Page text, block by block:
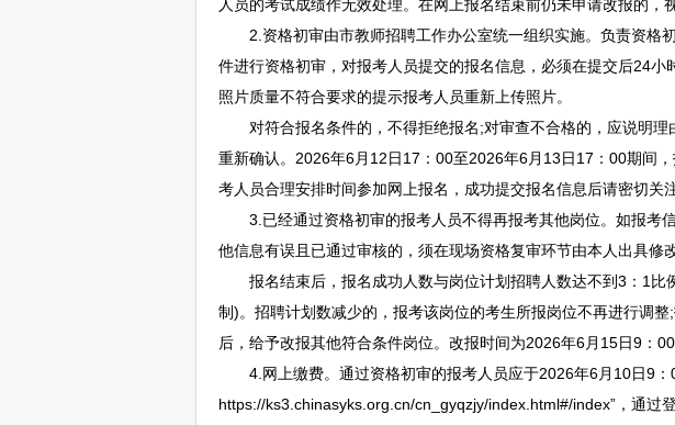
人员的考试成绩作无效处理。在网上报名结束前仍未申请改报的，
2.资格初审由市教师招聘工作办公室统一组织实施。负责资格
件进行资格初审，对报考人员提交的报名信息，必须在提交后24
照片质量不符合要求的提示报考人员重新上传照片。
对符合报名条件的，不得拒绝报名;对审查不合格的，应说明理
重新确认。2026年6月12日17：00至2026年6月13日17：00期间
考人员合理安排时间参加网上报名，成功提交报名信息后请密切关
3.已经通过资格初审的报考人员不得再报考其他岗位。如报考
他信息有误且已通过审核的，须在现场资格复审环节由本人出具修改
报名结束后，报名成功人数与岗位计划招聘人数达不到3：1比
制)。 招聘计划数减少的，报考该岗位的考生所报岗位不再进行调整;
后，给予改报其他符合条件岗位。改报时间为2026年6月15日9：
4.网上缴费。通过资格初审的报考人员应于2026年6月10日9：
https://ks3.chinasyks.org.cn/cn_gyqzjy/index.html#/index”，通过